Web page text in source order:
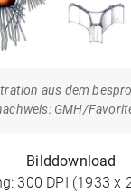
aus dem
GMH/
Bilddownload
300 DPI (1933 x